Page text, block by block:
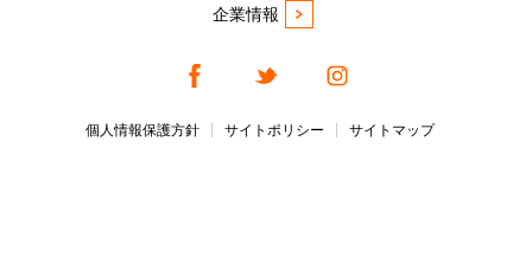
企業情報
個人情報保護方針 サイトポリシー サイトマップ